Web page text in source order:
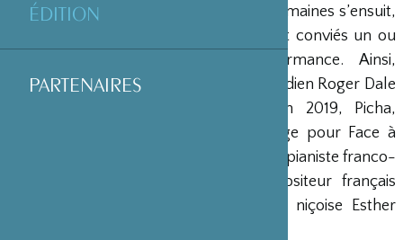
ÉDITION
PARTENAIRES
d’aujourd’hui. Une exposition de trois semaines s’ensuit,
après une soirée de vernissage où sont conviés un ou
plusieurs artistes pour une performance. Ainsi,
l’association a invité l’artiste anglo-canadien Roger Dale
pour l’exposition Nec plus ultra, en 2019, Picha,
réalisateur, dessinateur et peintre belge pour Face à
face, avec Christophe Hohler, peintre et pianiste franco-
suisse, en 2020, le peintre et compositeur français
Daniel de Spirt et en 2021 la peintre niçoise Esther